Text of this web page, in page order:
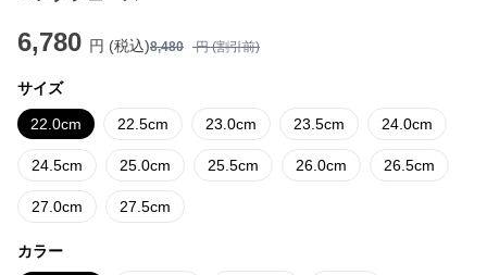
6,780 円 (税込)8,480 円 (割引前)
サイズ
22.0cm 22.5cm 23.0cm 23.5cm 24.0cm
24.5cm 25.0cm 25.5cm 26.0cm 26.5cm
27.0cm 27.5cm
カラー